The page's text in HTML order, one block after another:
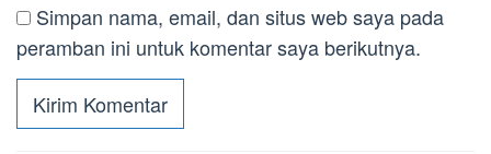
Simpan nama, email, dan situs web saya pada
peramban ini untuk komentar saya berikutnya.